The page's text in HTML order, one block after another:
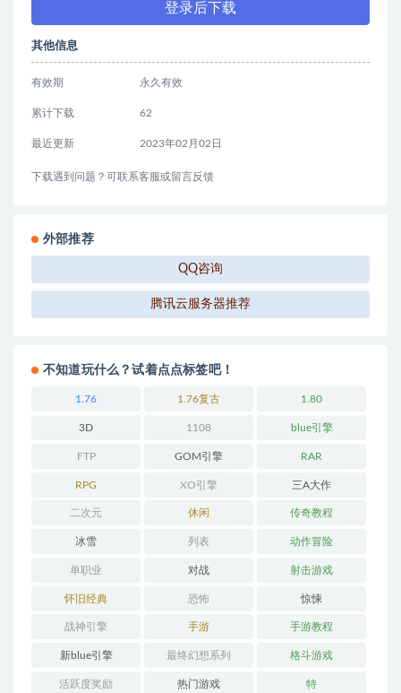
登录后下载
其他信息
有效期 永久有效
累计下载 62
最近更新 2023年02月02日
下载遇到问题？可联系客服或留言反馈
外部推荐
QQ咨询
腾讯云服务器推荐
不知道玩什么？试着点点标签吧！
1.76 1.76复古 1.80
3D 1108 blue引擎
FTP GOM引擎 RAR
RPG XO引擎 三A大作
二次元 休闲 传奇教程
冰雪 列表 动作冒险
单职业 对战 射击游戏
怀旧经典 恐怖 惊悚
战神引擎 手游 手游教程
新blue引擎 最终幻想系列 格斗游戏
活跃度奖励 热门游戏 特